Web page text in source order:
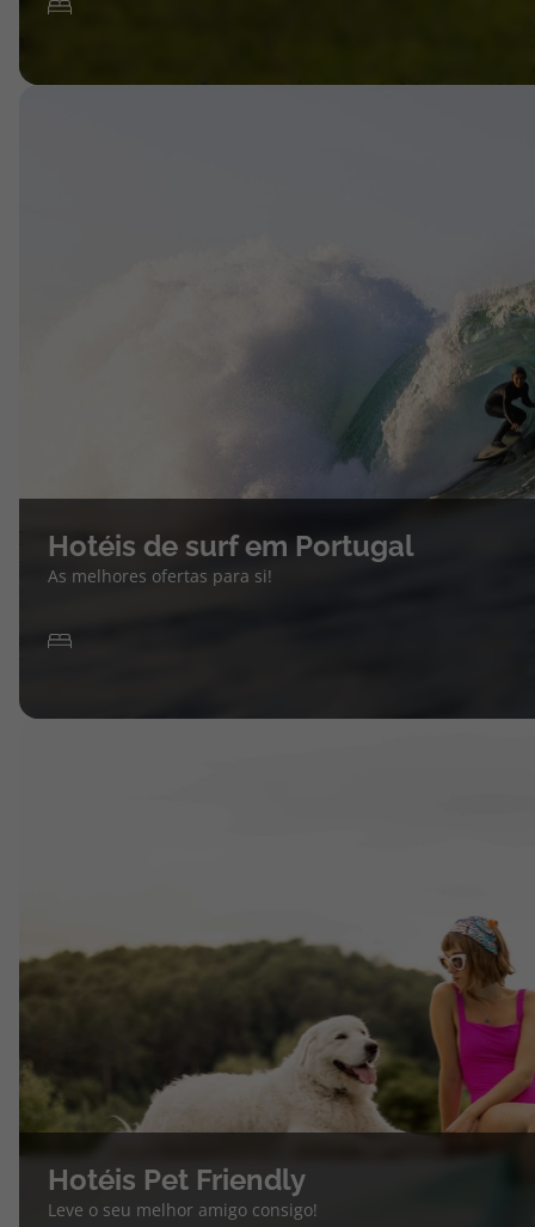
Hotéis de surf em Portugal
As melhores ofertas para si!
Hotéis Pet Friendly
Leve o seu melhor amigo consigo!